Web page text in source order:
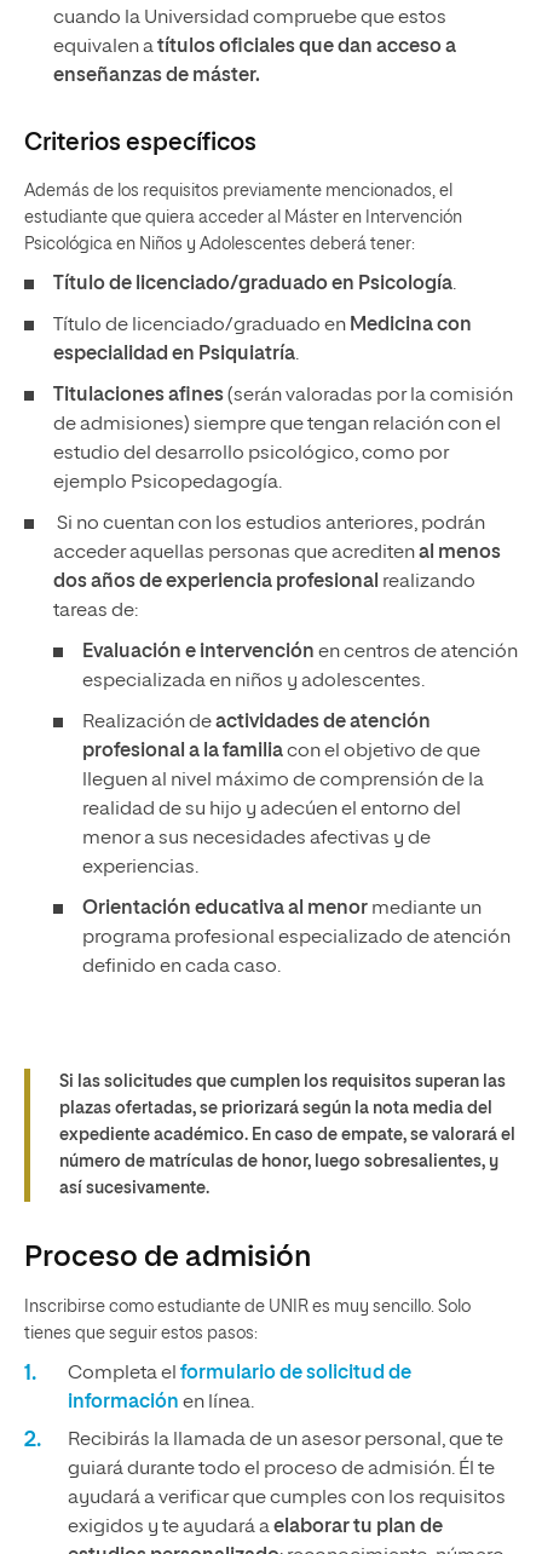
cuando la Universidad compruebe que estos
equivalen atítulos oficiales que dan acceso a
enseñanzas de máster.
Criterios específicos
Además de los requisitos previamente mencionados, el
estudiante que quiera acceder al Máster en Intervención
Psicológica en Niños y Adolescentes deberá tener:
Título de licenciado/graduado en Psicología.
Título de licenciado/graduado en Medicina con
especialidad en Psiquiatría.
Titulaciones afines(serán valoradas por la comisión
de admisiones) siempre que tengan relación con el
estudio del desarrollo psicológico, como por
ejemplo Psicopedagogía.
Si no cuentan con los estudios anteriores, podrán
acceder aquellas personas que acreditenal menos
dos años de experiencia profesional realizando
tareas de:
Evaluación e intervención en centros de atención
especializada en niños y adolescentes.
Realización deactividades de atención
profesional a la familiacon el objetivo de que
lleguen al nivel máximo de comprensión de la
realidad de su hijo y adecúen el entorno del
menor a sus necesidades afectivas y de
experiencias.
Orientación educativa al menor mediante un
programa profesional especializado de atención
definido en cada caso.
Si las solicitudes que cumplen los requisitos superan las
plazas ofertadas, se priorizará según la nota media del
expediente académico. En caso de empate, se valorará el
número de matrículas de honor, luego sobresalientes, y
así sucesivamente.
Proceso de admisión
Inscribirse como estudiante de UNIR es muy sencillo. Solo
tienes que seguir estos pasos:
Completa el formulario de solicitud de
información en línea.
Recibirás la llamada de un asesor personal, que te
guiará durante todo el proceso de admisión. Él te
ayudará a verificar que cumples con los requisitos
exigidos y te ayudará aelaborar tu plan de